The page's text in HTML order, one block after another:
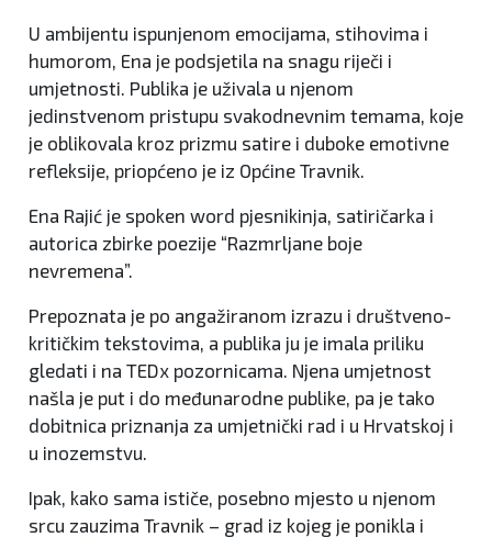
U ambijentu ispunjenom emocijama, stihovima i
humorom, Ena je podsjetila na snagu riječi i
umjetnosti. Publika je uživala u njenom
jedinstvenom pristupu svakodnevnim temama, koje
je oblikovala kroz prizmu satire i duboke emotivne
refleksije, priopćeno je iz Općine Travnik.
Ena Rajić je spoken word pjesnikinja, satiričarka i
autorica zbirke poezije “Razmrljane boje
nevremena”.
Prepoznata je po angažiranom izrazu i društveno-
kritičkim tekstovima, a publika ju je imala priliku
gledati i na TEDx pozornicama. Njena umjetnost
našla je put i do međunarodne publike, pa je tako
dobitnica priznanja za umjetnički rad i u Hrvatskoj i
u inozemstvu.
Ipak, kako sama ističe, posebno mjesto u njenom
srcu zauzima Travnik – grad iz kojeg je ponikla i